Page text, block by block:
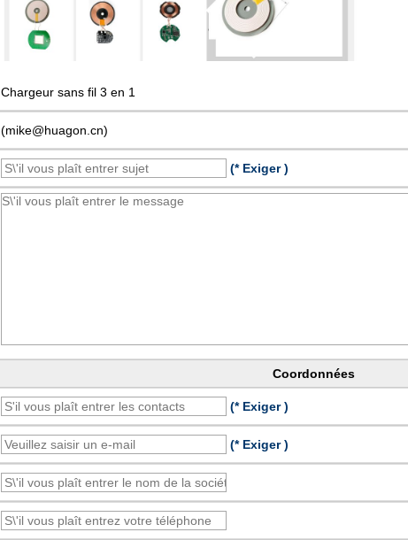
Chargeur sans fil 3 en 1
(mike@huagon.cn)
(* Exiger )
Coordonnées
(* Exiger )
(* Exiger )